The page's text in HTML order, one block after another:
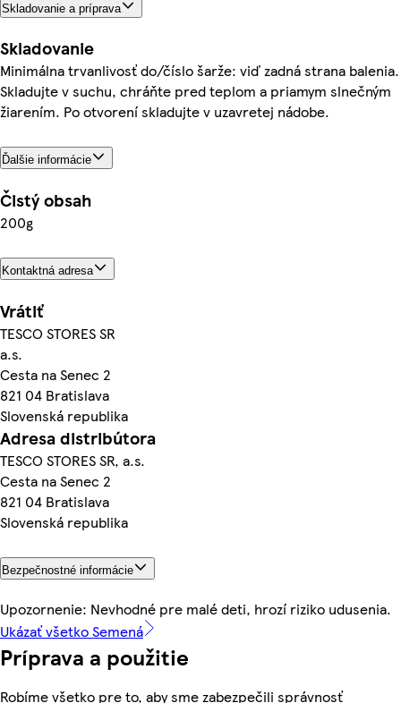
Skladovanie a príprava
Skladovanie
Minimálna trvanlivosť do/číslo šarže: viď zadná strana balenia.
Skladujte v suchu, chráňte pred teplom a priamym slnečným
žiarením. Po otvorení skladujte v uzavretej nádobe.
Ďalšie informácie
Čistý obsah
200g
Kontaktná adresa
Vrátiť
TESCO STORES SR
a.s.
Cesta na Senec 2
821 04 Bratislava
Slovenská republika
Adresa distribútora
TESCO STORES SR, a.s.
Cesta na Senec 2
821 04 Bratislava
Slovenská republika
Bezpečnostné informácie
Upozornenie: Nevhodné pre malé deti, hrozí riziko udusenia.
Ukázať všetko Semená
Príprava a použitie
Robíme všetko pre to, aby sme zabezpečili správnosť